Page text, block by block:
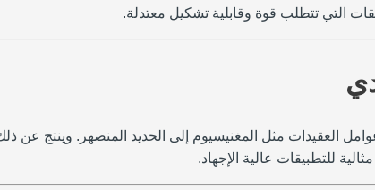
التي تتطلب قوة وقابلية تشكيل معتدلة.
العقيدات مثل المغنيسيوم إلى الحديد المنصهر. وينتج
للتطبيقات عالية الإجهاد.